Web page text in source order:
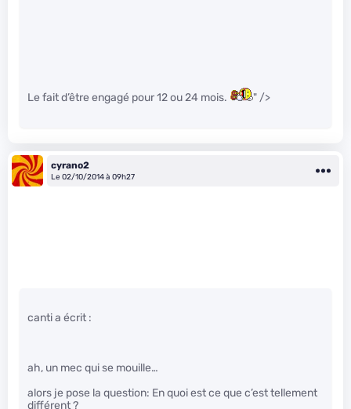
Le fait d’être engagé pour 12 ou 24 mois. " />
cyrano2
Le 02/10/2014 à 09h27
canti a écrit :
ah, un mec qui se mouille…
alors je pose la question: En quoi est ce que c’est tellement
différent ?